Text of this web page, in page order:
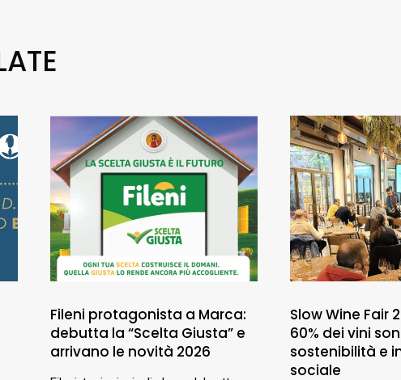
Fileni protagonista a Marca:
debutta la “Scelta Giusta” e
arrivano le novità 2026
Slow Wine Fair
60% dei vini
sostenibilità e
sociale